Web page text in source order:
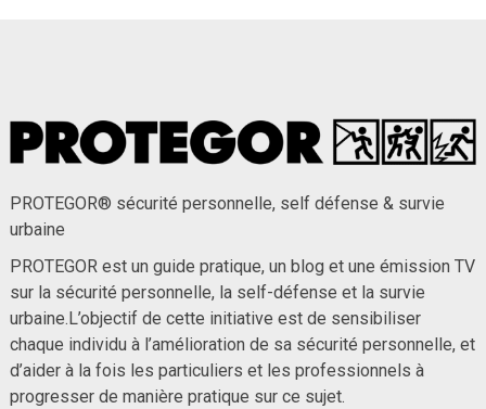
PROTEGOR® sécurité personnelle, self défense & survie
urbaine
PROTEGOR est un guide pratique, un blog et une émission TV
sur la sécurité personnelle, la self-défense et la survie
urbaine.L’objectif de cette initiative est de sensibiliser
chaque individu à l’amélioration de sa sécurité personnelle, et
d’aider à la fois les particuliers et les professionnels à
progresser de manière pratique sur ce sujet.